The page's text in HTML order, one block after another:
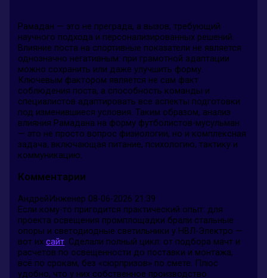
Рамадан — это не преграда, а вызов, требующий
научного подхода и персонализированных решений.
Влияние поста на спортивные показатели не является
однозначно негативным: при грамотной адаптации
можно сохранить или даже улучшить форму.
Ключевым фактором является не сам факт
соблюдения поста, а способность команды и
специалистов адаптировать все аспекты подготовки
под изменившиеся условия. Таким образом, анализ
влияния Рамадана на форму футболистов-мусульман
— это не просто вопрос физиологии, но и комплексная
задача, включающая питание, психологию, тактику и
коммуникацию.
Комментарии
АндрейИнженер 08-06-2026 21:39
Если кому-то пригодится практический опыт: для
проекта освещения промплощадки брали стальные
опоры и светодиодные светильники у НВЛ-Электро —
вот ихсайт . Сделали полный цикл: от подбора мачт и
расчетов по освещенности до поставки и монтажа,
всё по срокам, без «сюрпризов» по смете. Плюс
удобно, что у них собственное производство